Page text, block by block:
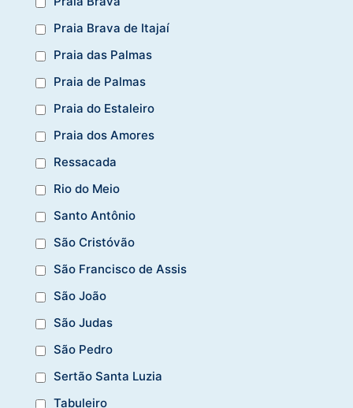
Praia Brava de Itajaí
Praia das Palmas
Praia de Palmas
Praia do Estaleiro
Praia dos Amores
Ressacada
Rio do Meio
Santo Antônio
São Cristóvão
São Francisco de Assis
São João
São Judas
São Pedro
Sertão Santa Luzia
Tabuleiro